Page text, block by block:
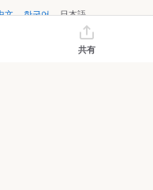
文 한국어 日本語
©Kakaku.com, Inc.
共有